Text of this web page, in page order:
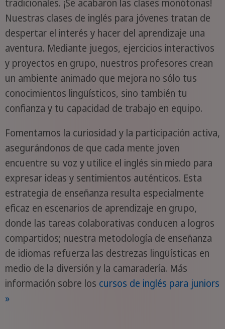
tradicionales. ¡Se acabaron las clases monótonas!
Nuestras clases de inglés para jóvenes tratan de
despertar el interés y hacer del aprendizaje una
aventura. Mediante juegos, ejercicios interactivos
y proyectos en grupo, nuestros profesores crean
un ambiente animado que mejora no sólo tus
conocimientos lingüísticos, sino también tu
confianza y tu capacidad de trabajo en equipo.
Fomentamos la curiosidad y la participación activa,
asegurándonos de que cada mente joven
encuentre su voz y utilice el inglés sin miedo para
expresar ideas y sentimientos auténticos. Esta
estrategia de enseñanza resulta especialmente
eficaz en escenarios de aprendizaje en grupo,
donde las tareas colaborativas conducen a logros
compartidos; nuestra metodología de enseñanza
de idiomas refuerza las destrezas lingüísticas en
medio de la diversión y la camaradería. Más
información sobre los cursos de inglés para juniors
»